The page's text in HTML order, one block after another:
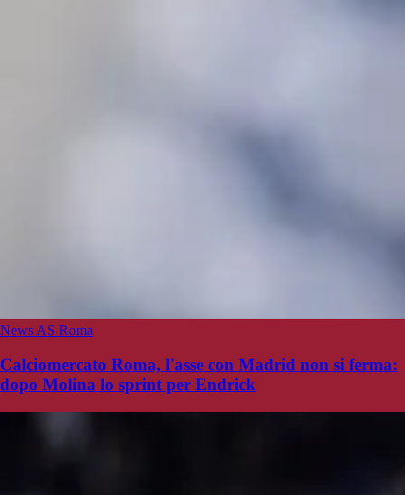
News AS Roma
Calciomercato Roma, l'asse con Madrid non si ferma:
dopo Molina lo sprint per Endrick